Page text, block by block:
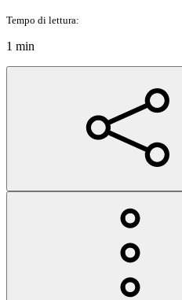
Tempo di lettura:
1 min